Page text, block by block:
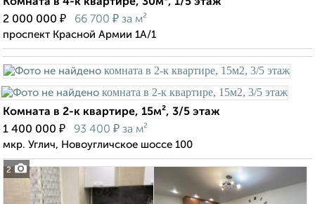
Комната в 4-к квартире, 30м², 1/5 этаж
2 000 000 ₽ 66 700 ₽ за м²
проспект Красной Армии 1А/1
2
Комната в 2-к квартире, 15м², 3/5 этаж
1 400 000 ₽ 93 400 ₽ за м²
мкр. Углич, Новоугличское шоссе 100